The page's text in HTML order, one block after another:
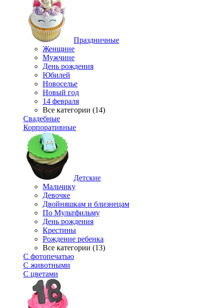
Праздничные
Женщине
Мужчине
День рождения
Юбилей
Новоселье
Новый год
14 февраля
Все категории (14)
Свадебные
Корпоративные
Детские
Мальчику
Девочке
Двойняшкам и близнецам
По Мультфильму
День рождения
Крестины
Рождение ребенка
Все категории (13)
С фотопечатью
C животными
С цветами